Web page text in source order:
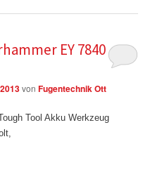
EY 7840 X
vonFugentechnik Ott
Tool Akku Werkzeug